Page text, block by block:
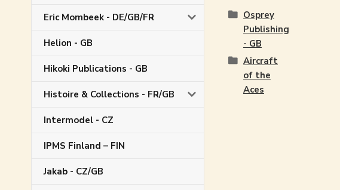
Eric Mombeek - DE/GB/FR
Helion - GB
Hikoki Publications - GB
Histoire & Collections - FR/GB
Intermodel - CZ
IPMS Finland – FIN
Jakab - CZ/GB
Osprey
Publishing
- GB
Aircraft
of the
Aces